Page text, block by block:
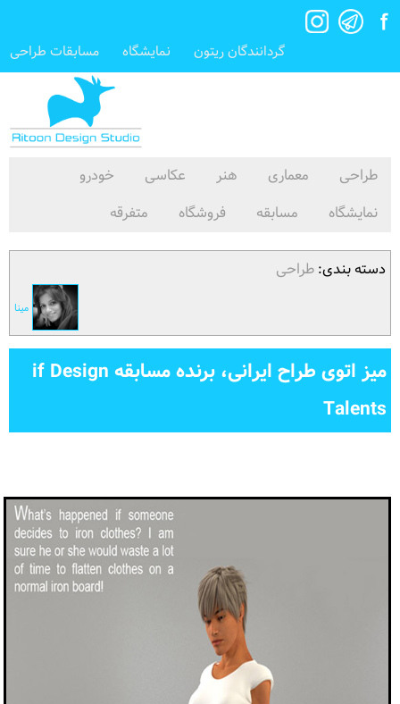
گردانندگان ریتون نمایشگاه مسابقات طراحی
طراحی معماری هنر عکاسی
خودرو
نمایشگاه
مسابقه فروشگاه متفرقه
دسته بندی:طراحی
مينا
میز اتوی طراح ایرانی، برنده مسابقه if Design
Talents